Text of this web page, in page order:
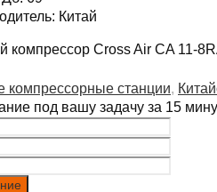
Китай
компрессор Cross Air CA 11-
компрессорные станции,
под вашу задачу за 15